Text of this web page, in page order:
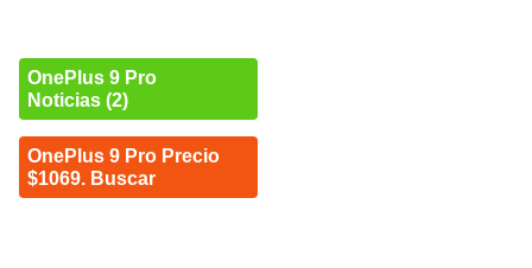
OnePlus 9 Pro
Noticias (2)
OnePlus 9 Pro Precio
$1069. Buscar